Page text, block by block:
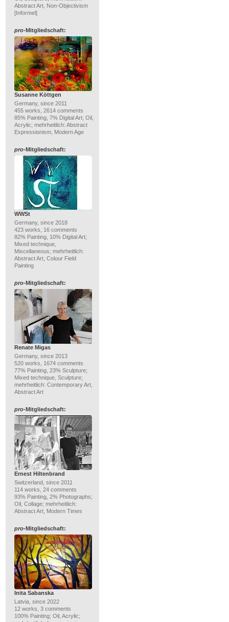
Abstract Art, Non-Objectivism
[Informel]
pro-Mitgliedschaft:
Susanne Köttgen
Germany, since 2011
455 works, 2614 comments
85% Painting, 7% Digital Art; Oil,
Acrylic; mehrheitlich: Abstract
Expressionism, Modern Age
pro-Mitgliedschaft:
WWSt
Germany, since 2018
423 works, 16 comments
82% Painting, 10% Digital Art;
Mixed technique,
Miscellaneous; mehrheitlich:
Abstract Art, Colour Field
Painting
pro-Mitgliedschaft:
Renate Migas
Germany, since 2013
520 works, 1674 comments
77% Painting, 23% Sculpture;
Mixed technique, Sculpture;
mehrheitlich: Contemporary Art,
Abstract Art
pro-Mitgliedschaft:
Ernest Hiltenbrand
Switzerland, since 2011
114 works, 24 comments
93% Painting, 2% Photographs;
Oil, Collage; mehrheitlich:
Abstract Art, Modern Times
pro-Mitgliedschaft:
Inita Sabanska
Latvia, since 2022
12 works, 3 comments
100% Painting; Oil, Acrylic;